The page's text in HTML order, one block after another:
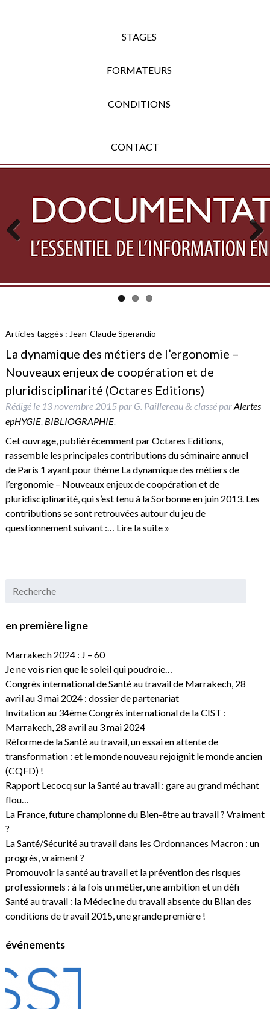
STAGES
FORMATEURS
CONDITIONS
CONTACT
Previous Next
Articles taggés : Jean-Claude Sperandio
La dynamique des métiers de l’ergonomie –
Nouveaux enjeux de coopération et de
pluridisciplinarité (Octares Editions)
Rédigé le 13 novembre 2015par G. Paillereau &classé parAlertes
epHYGIE, BIBLIOGRAPHIE.
Cet ouvrage, publié récemment par Octares Editions,
rassemble les principales contributions du séminaire annuel
de Paris 1 ayant pour thème La dynamique des métiers de
l’ergonomie – Nouveaux enjeux de coopération et de
pluridisciplinarité, qui s’est tenu à la Sorbonne en juin 2013. Les
contributions se sont retrouvées autour du jeu de
questionnement suivant :… Lire la suite »
en première ligne
Marrakech 2024 : J – 60
Je ne vois rien que le soleil qui poudroie…
Congrès international de Santé au travail de Marrakech, 28
avril au 3 mai 2024 : dossier de partenariat
Invitation au 34ème Congrès international de la CIST :
Marrakech, 28 avril au 3 mai 2024
Réforme de la Santé au travail, un essai en attente de
transformation : et le monde nouveau rejoignit le monde ancien
(CQFD) !
Rapport Lecocq sur la Santé au travail : gare au grand méchant
flou…
La France, future championne du Bien-être au travail ? Vraiment
?
La Santé/Sécurité au travail dans les Ordonnances Macron : un
progrès, vraiment ?
Promouvoir la santé au travail et la prévention des risques
professionnels : à la fois un métier, une ambition et un défi
Santé au travail : la Médecine du travail absente du Bilan des
conditions de travail 2015, une grande première !
événements